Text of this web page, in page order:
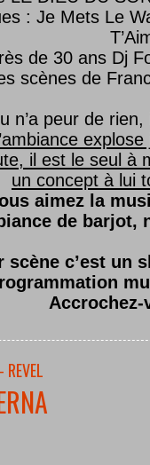
: Je Mets Le
de 30 ans Dj
scènes de
n’a peur de
il est le seul à
un concept à lui
aimez la
de barjot,
scène c’est un